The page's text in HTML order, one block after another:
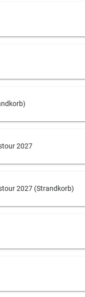
2027
2027 (Strandkorb)